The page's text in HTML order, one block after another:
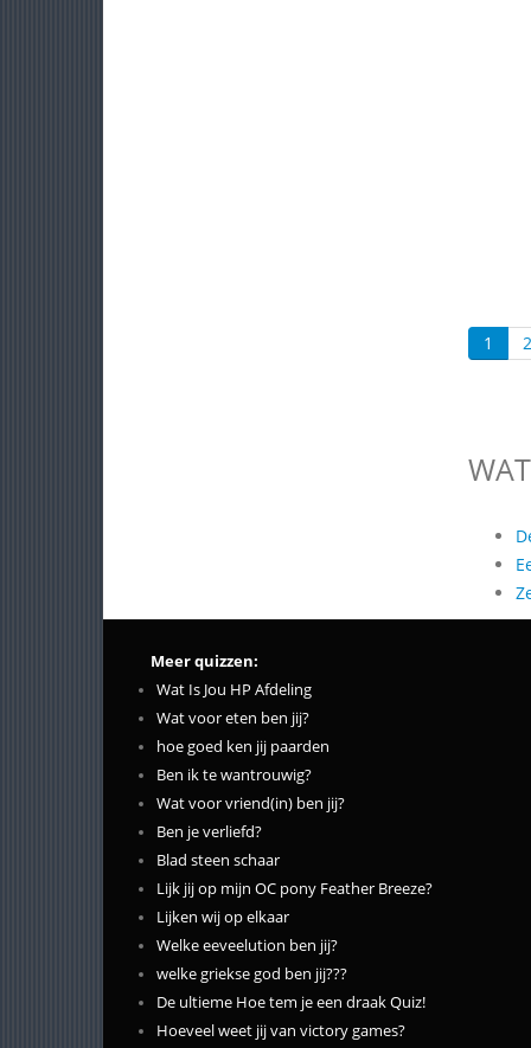
1 2
Meer quizzen:
Wat Is Jou HP Afdeling
Wat voor eten ben jij?
hoe goed ken jij paarden
Ben ik te wantrouwig?
Wat voor vriend(in) ben jij?
Ben je verliefd?
Blad steen schaar
Lijk jij op mijn OC pony Feather Breeze?
Lijken wij op elkaar
Welke eeveelution ben jij?
welke griekse god ben jij???
De ultieme Hoe tem je een draak Quiz!
Hoeveel weet jij van victory games?